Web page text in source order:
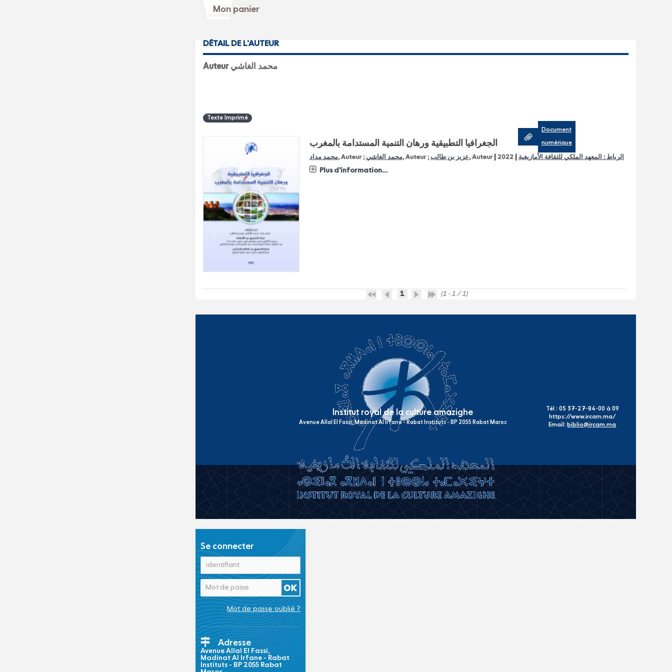
DÉTAIL DE L'AUTEUR
Auteur محمد الغاشي
Texte Imprimé
الجغرافيا التطبيقية ورهان التنمية المستدامة بالمغرب
محمد مداد, Auteur ; محمد الغاشي, Auteur ; عزيز بن طالب, Auteur الرباط : المعهد الملكي للثقافة الأمازيغية |
2022
Plus d'information...
Document
numérique
1 (1 - 1 / 1)
Institut royal de la culture amazighe
Avenue Allal El Fassi, Madinat Al Irfane - Rabat Instituts - BP 2055 Rabat Maroc
Tél : 05 37-27-84-00 à 09
https://www.ircam.ma/
Email: biblio@ircam.ma
Se connecter
Mot de passe oublié ?
Adresse
Avenue Allal El Fassi,
Madinat Al Irfane - Rabat
Instituts - BP 2055 Rabat